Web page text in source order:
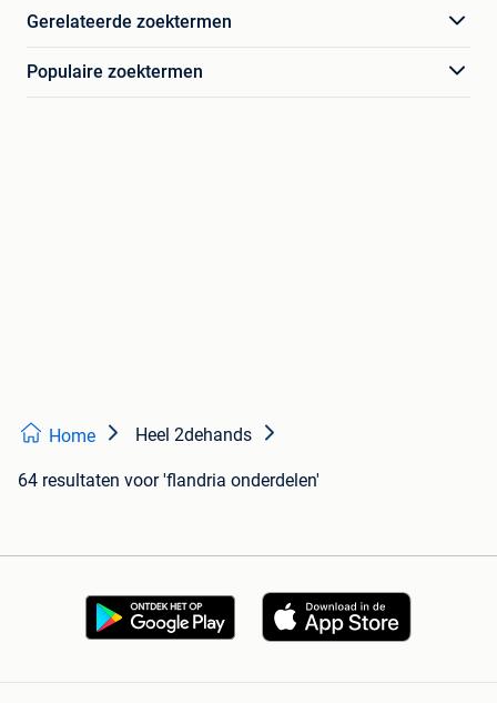
Gerelateerde zoektermen
Populaire zoektermen
Home Heel 2dehands
64 resultaten voor 'flandria onderdelen'